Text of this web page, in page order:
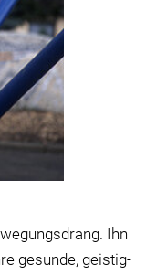
Ihn
gesunde, geistig-